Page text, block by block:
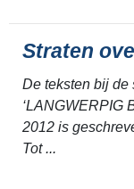
Straten
De teksten bij de
‘LANGWERPIG
2012 is
Tot ...